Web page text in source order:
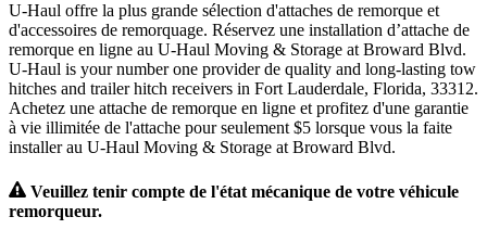
U-Haul offre la plus grande sélection d'attaches de remorque et
d'accessoires de remorquage. Réservez une installation d’attache de
remorque en ligne au U-Haul Moving & Storage at Broward Blvd.
U-Haul is your number one provider de quality and long-lasting tow
hitches and trailer hitch receivers in Fort Lauderdale, Florida, 33312.
Achetez une attache de remorque en ligne et profitez d'une garantie
à vie illimitée de l'attache pour seulement $5 lorsque vous la faite
installer au U-Haul Moving & Storage at Broward Blvd.
Veuillez tenir compte de l'état mécanique de votre véhicule
remorqueur.